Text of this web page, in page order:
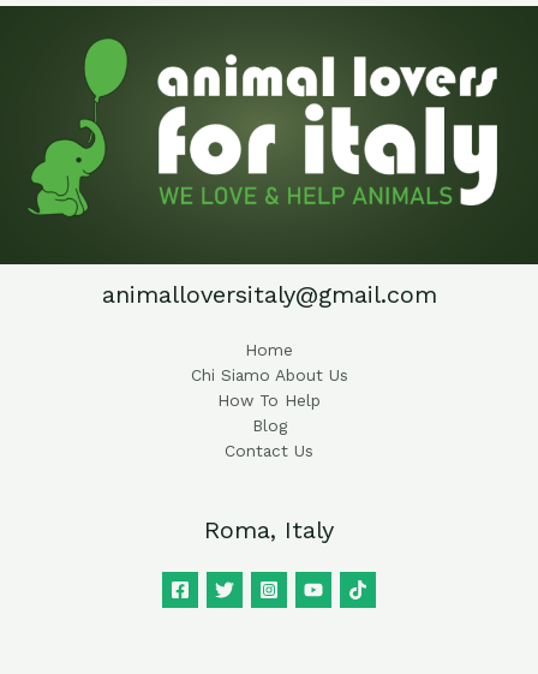
animalloversitaly@gmail.com
Home
Chi Siamo About Us
How To Help
Blog
Contact Us
Roma, Italy